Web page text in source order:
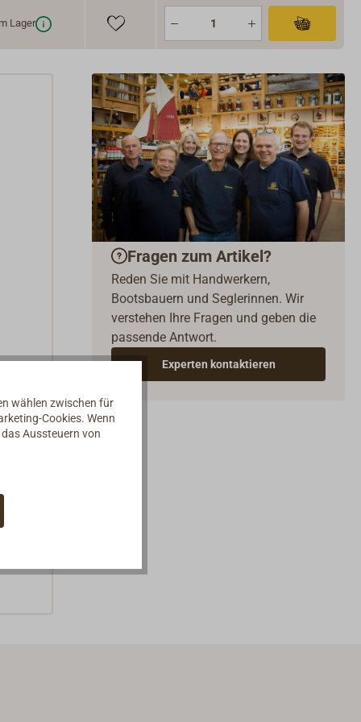
Verbindungselemente sind aus Edelstahl, alle
sichtbaren Teile sind sorgfältig poliert oder verchromt.
Lager
Fragen zum Artikel?
Reden Sie mit Handwerkern,
Bootsbauern und Seglerinnen. Wir
verstehen Ihre Fragen und geben die
passende Antwort.
Experten kontaktieren
wählen zwischen für
Cookies. Wenn
Aussteuern von